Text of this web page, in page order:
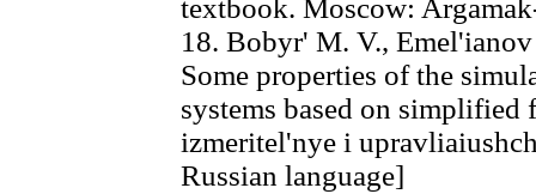
textbook. Moscow:
18. Bobyr' M. V.,
Some properties of the
systems based on
izmeritel'nye i
Russian language]